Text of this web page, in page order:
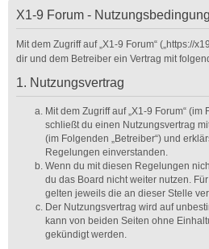
X1-9 Forum -
Mit dem Zugriff auf „X1-9 Forum“ („https://
dir und dem Betreiber ein Vertrag mit
1. Nutzungsvertrag
Mit dem Zugriff auf „X1-9 Forum“ (im
schließt du einen Nutzungsvertrag
(im Folgenden „Betreiber“) und
Regelungen einverstanden.
Wenn du mit diesen Regelungen
du das Board nicht weiter nutzen.
gelten jeweils die an dieser Stelle
Der Nutzungsvertrag wird auf
kann von beiden Seiten ohne
gekündigt werden.